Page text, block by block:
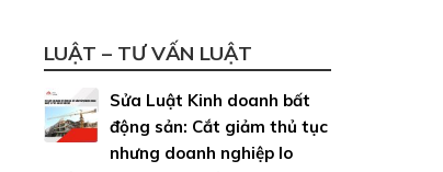
LUẬT – TƯ VẤN LUẬT
Sửa Luật Kinh doanh bất
động sản: Cắt giảm thủ tục
nhưng doanh nghiệp lo